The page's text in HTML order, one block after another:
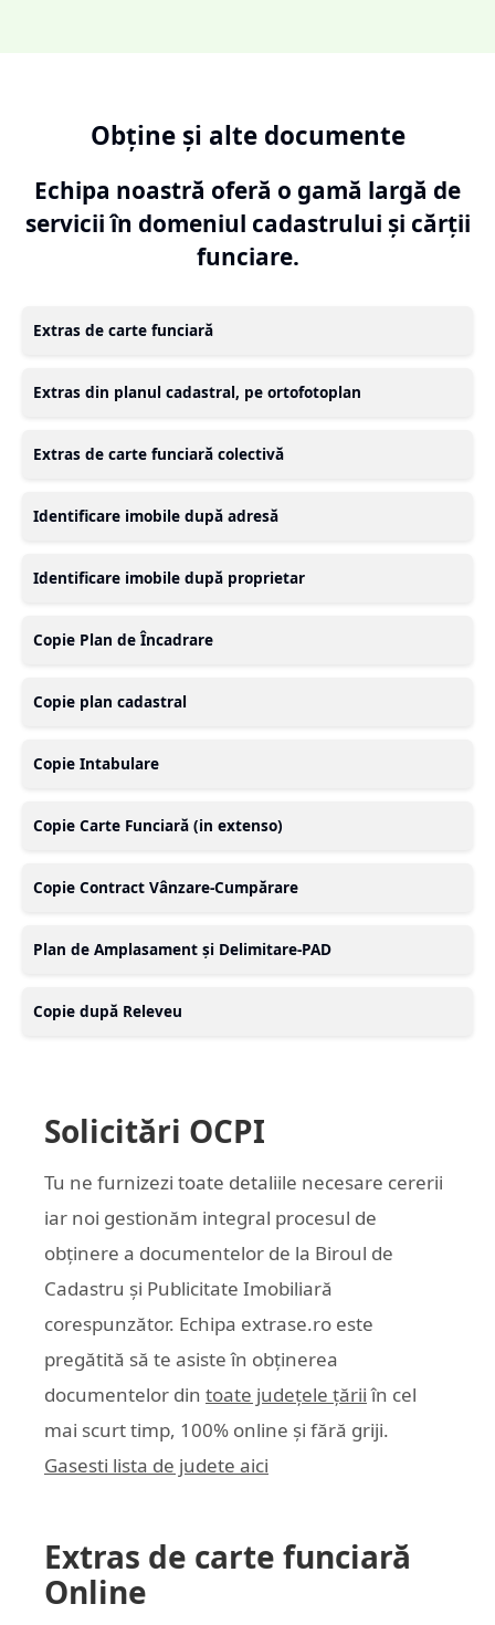
Obține și alte documente
Echipa noastră oferă o gamă largă de
servicii în domeniul cadastrului și cărții
funciare.
Extras de carte funciară
Extras din planul cadastral, pe ortofotoplan
Extras de carte funciară colectivă
Identificare imobile după adresă
Identificare imobile după proprietar
Copie Plan de Încadrare
Copie plan cadastral
Copie Intabulare
Copie Carte Funciară (in extenso)
Copie Contract Vânzare-Cumpărare
Plan de Amplasament și Delimitare-PAD
Copie după Releveu
Solicitări OCPI
Tu ne furnizezi toate detaliile necesare cererii
iar noi gestionăm integral procesul de
obținere a documentelor de la Biroul de
Cadastru și Publicitate Imobiliară
corespunzător. Echipa extrase.ro este
pregătită să te asiste în obținerea
documentelor din toate județele țării în cel
mai scurt timp, 100% online și fără griji.
Gasesti lista de judete aici
Extras de carte funciară
Online